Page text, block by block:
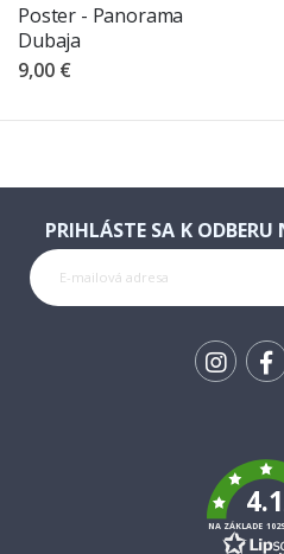
Poster - Panorama
Dubaja
9,00 €
PRIHLÁSTE SA K
4.1
NA ZÁKLADE